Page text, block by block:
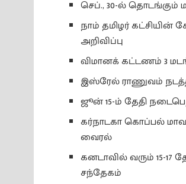
செப்., 30-ல் தொடங்கும்
நாம் தமிழர்
அறிவிப்பு
விமானக் கட்டணம் 3
இஸ்ரேல் ராணுவம்
ஜூன் 15-ம் தேதி
கர்நாடகா கொப்பல்
வைரல்
கனடாவில் வரும் 15-17
சந்தேகம்